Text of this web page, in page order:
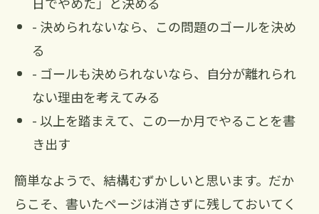
- 決められないなら、この問題のゴールを決め
る
- ゴールも決められないなら、自分が離れられ
ない理由を考えてみる
- 以上を踏まえて、この一か月でやることを書
き出す
簡単なようで、結構むずかしいと思います。だか
らこそ、書いたページは消さずに残しておいてく